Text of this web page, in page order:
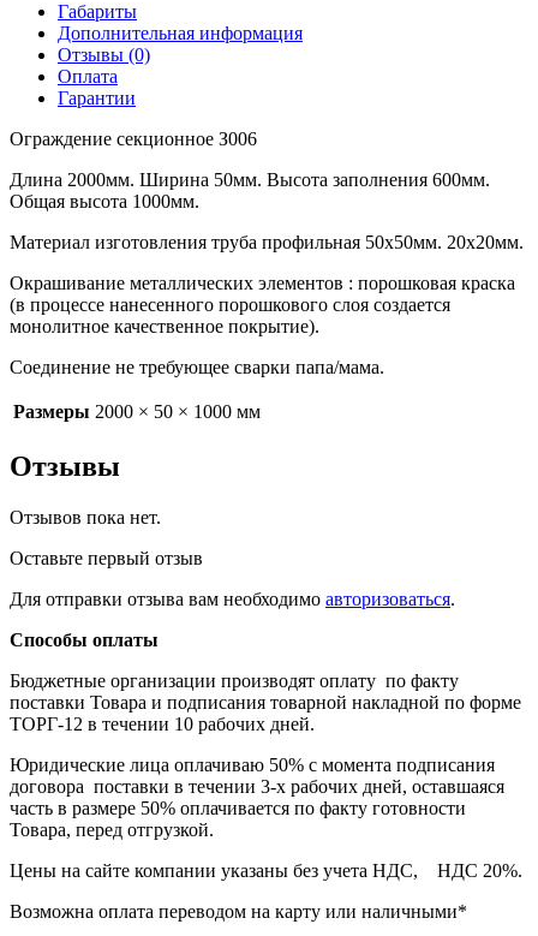
Габариты
Дополнительная информация
Отзывы (0)
Оплата
Гарантии
Ограждение секционное З006
Длина 2000мм. Ширина 50мм. Высота заполнения 600мм.
Общая высота 1000мм.
Материал изготовления труба профильная 50х50мм. 20х20мм.
Окрашивание металлических элементов : порошковая краска
(в процессе нанесенного порошкового слоя создается
монолитное качественное покрытие).
Соединение не требующее сварки папа/мама.
Размеры 2000 × 50 × 1000 мм
Отзывы
Отзывов пока нет.
Оставьте первый отзыв
Для отправки отзыва вам необходимо авторизоваться.
Способы оплаты
Бюджетные организации производят оплату по факту
поставки Товара и подписания товарной накладной по форме
ТОРГ-12 в течении 10 рабочих дней.
Юридические лица оплачиваю 50% с момента подписания
договора поставки в течении 3-х рабочих дней, оставшаяся
часть в размере 50% оплачивается по факту готовности
Товара, перед отгрузкой.
Цены на сайте компании указаны без учета НДС, НДС 20%.
Возможна оплата переводом на карту или наличными*